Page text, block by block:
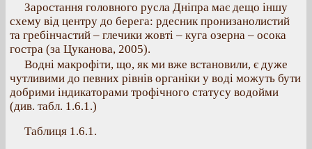
Заростання головного русла Дніпра має дещо іншу
схему від центру до берега: рдесник пронизанолистий
та гребінчастий – глечики жовті – куга озерна – осока
гостра (за Цуканова, 2005).
Водні макрофіти, що, як ми вже встановили, є дуже
чутливими до певних рівнів органіки у воді можуть бути
добрими індикаторами трофічного статусу водойми
(див. табл. 1.6.1.)
Таблиця 1.6.1.